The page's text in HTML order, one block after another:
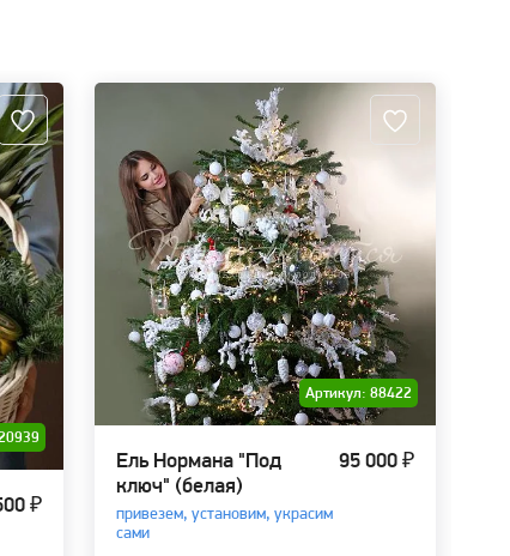
₽
Артикул: 88422
Ель Нормана "Под
ключ" (белая)
привезем, установим, украсим
сами
95 000 ₽